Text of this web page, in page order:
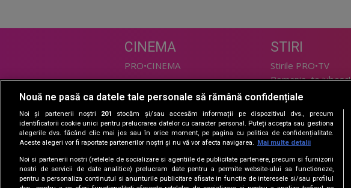
CINEMA
PRO•CINEMA
DIVERTISMENT
PRO•TV
Romanii au talent
Vocea Romaniei
Las Fierbinti
La Maruta
STIRI
Stirile PRO•TV
Romania, te iubesc!
TEHNOLOGIE
I Like IT
SPORT
Nouă ne pasă ca datele tale personale să rămână confidențiale
Noi și partenerii noștri 201
stocăm și/sau accesăm informații pe dispozitivul dvs., precum
identificatorii cookie unici pentru prelucrarea datelor cu caracter personal. Puteți accepta sau gestiona
alegerile dvs. făcând clic mai jos sau în orice moment, pe pagina cu politica de confidențialitate.
Aceste alegeri vor fi raportate partenerilor noștri și nu vă vor afecta navigarea.
Mai multe detalii
Noi si partenerii nostri (retelele de socializare si agentiile de publicitate partenere, precum si furnizorii
nostri de servicii de date analitice) prelucram date pentru a permite website-ului sa functioneze,
pentru a personaliza continutul si anunturile publicitare afisate in functie de interesele si/sau profilul